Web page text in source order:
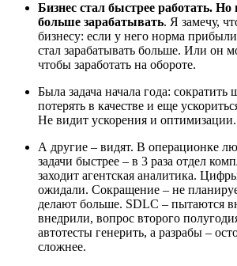
Бизнес стал быстрее работать. Но
больше зарабатывать. Я замечу,
бизнесу: если у него норма
стал зарабатывать больше. Или он
чтобы заработать на обороте.
Была задача начала года: сократить
потерять в качестве и еще
Не видит ускорения и оптимизации.
А другие – видят. В операционке
задачи быстрее – в 3 раза отдел
заходит агентская аналитика.
ожидали. Сокращение – не
делают больше. SDLC – пытаются
внедрили, вопрос второго
автотесты генерить, а разрабы –
сложнее.